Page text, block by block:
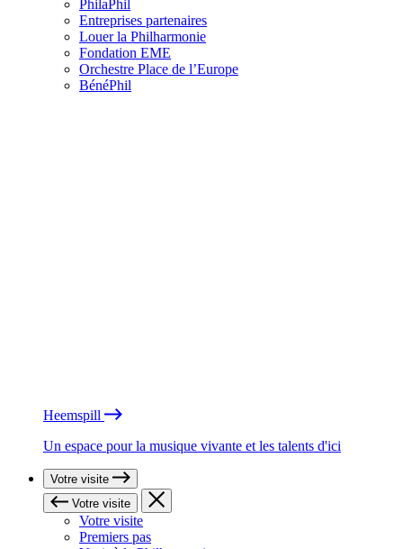
PhilaPhil
Entreprises partenaires
Louer la Philharmonie
Fondation EME
Orchestre Place de l’Europe
BénéPhil
Heemspill
Un espace pour la musique vivante et les talents d'ici
Votre visite
Votre visite
Votre visite
Premiers pas